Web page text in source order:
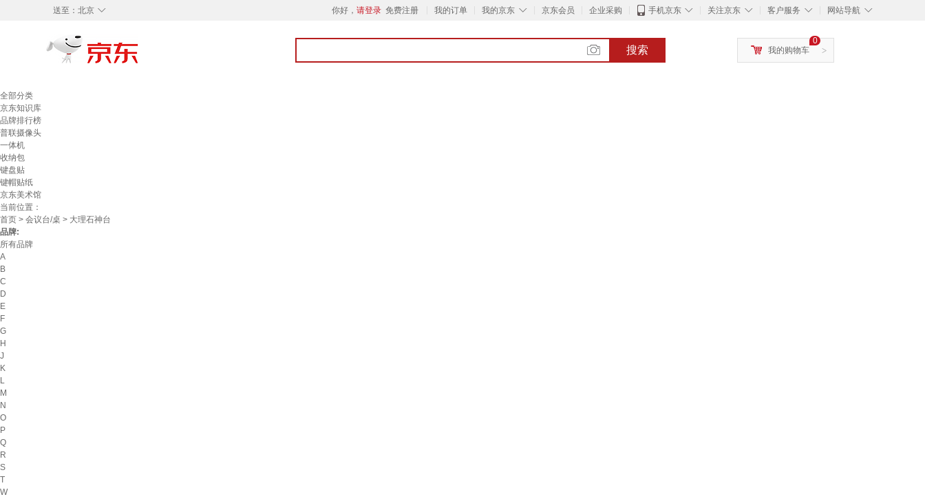
◇
送至： 北京 你好， 请登录 免费注册 我的订单 ◇
我的京东 京东会员 企业采购 ◇
手机京东 ◇
关注京东 ◇
客户服务 ◇
网站导航
搜索 >
0
我的购物车
全部分类
京东知识库
品牌排行榜
普联摄像头
一体机
收纳包
键盘贴
键帽贴纸
京东美术馆
当前位置：
首页 > 会议台/桌 > 大理石神台
品牌:
所有品牌
A
B
C
D
E
F
G
H
J
K
L
M
N
O
P
Q
R
S
T
W